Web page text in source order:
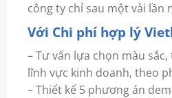
công ty chỉ sau một vài lần
Với Chi phí hợp lý
– Tư vấn lựa chọn màu
lĩnh vực kinh doanh, theo
– Thiết kế 5 phương án